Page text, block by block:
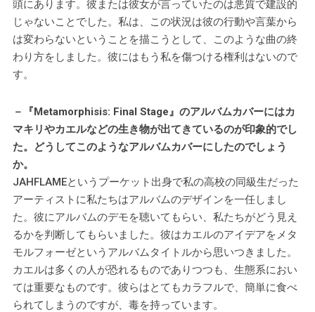
頭にあります。彼または彼女が言っていたのは悪質で建設的
じゃないことでした。私は、この状況は彼の行動や言葉から
は変わらないということを描こうとして、このような曲の終
わり方をしました。彼にはもう私を傷つける権利はないので
す。
－『Metamorphisis: Final Stage』のアルバムカバーにはカ
マキリやカエルなどの生き物が出てきているのが印象的でし
た。どうしてこのようなアルバムカバーにしたのでしょう
か。
JAHFLAMEというプーケット出身で私の高校の同級生だった
アーティストに私たちはアルバムのデザインを一任しまし
た。彼にアルバムのデモを聴いてもらい、私たちがどう見え
るかを判断してもらいました。彼はカエルのアイデアをメタ
モルフォーゼというアルバムタイトルから思いつきました。
カエルは多くの人が恐れるものでありつつも、生態系におい
ては重要なものです。彼らはとてもカラフルで、簡単に食べ
られてしまうのですが、毒を持っています。